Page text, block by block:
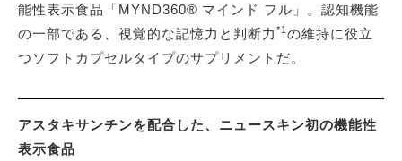
能性表示食品「MYND360® マインド フル」。認知機能
の一部である、視覚的な記憶力と判断力 *1 の維持に役立
つソフトカプセルタイプのサプリメントだ。
アスタキサンチンを配合した、ニュースキン初の機能性
表示食品